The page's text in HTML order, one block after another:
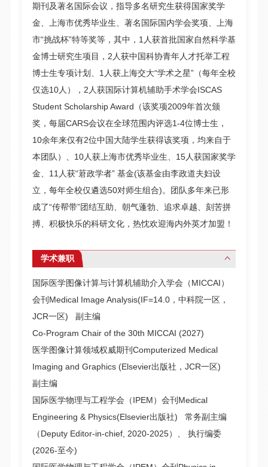
期刊及著名国际会议，指导多名研究生获得国家奖学
金、上海市优秀毕业生、著名国际国内学会奖项、上海
市“挑战杯”特等奖等，其中，1人获首批国家自然科学基
金博士研究生项目，2人获中国科协青年人才托举工程
博士生专项计划、 1人获上海交大“学术之星”（每年全校
仅选10人），2人获国际计算机辅助手术学会ISCAS
Student Scholarship Award（该奖项2009年首次颁
奖，每届CARS会议在全球范围内评选1-4位博士生，
10余年来仅有2位中国大陆学生获得该奖项，均来自于
本团队）、10人获上海市优秀毕业生、15人获国家奖学
金、11人获“莙政学者” 基金(该基金由李政道夫妇设
立，每年全校仅遴选50对师生组合)。团队多年来已形
成了“传帮带”团结互助、朝气蓬勃、追求卓越、刻苦拼
搏、积极快乐的科研文化，热忱欢迎海内外英才加盟！
学术兼职
国际医学图像计算与计算机辅助介入学会（MICCAI）
会刊Medical Image Analysis(IF=14.0，中科院一区，
JCR一区) 副主编
Co-Program Chair of the 30th MICCAI (2027)
医学图像计算领域权威期刊Computerized Medical
Imaging and Graphics (Elsevier出版社，JCR一区)
副主编
国际医学物理与工程学会（IPEM）会刊Medical
Engineering & Physics(Elsevier出版社) 常务副主编
（Deputy Editor-in-chief, 2020-2025）、
执行编委
(2026-至今)